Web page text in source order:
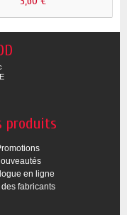
produits
en ligne
des fabricants